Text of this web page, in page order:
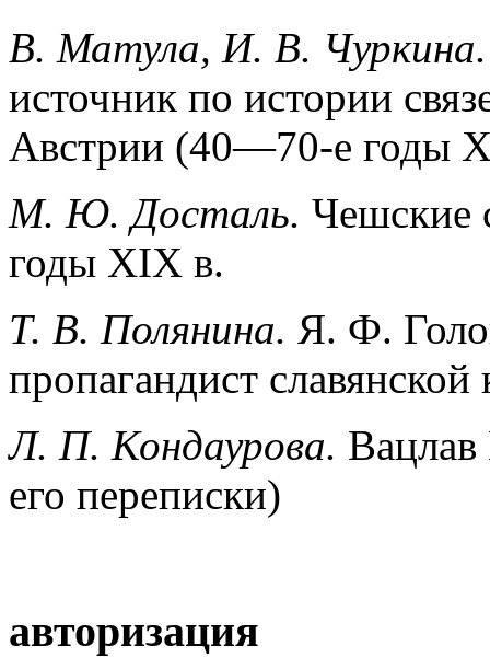
В. Матула, И. В. Чуркина
источник по истории
Австрии (40—70-е годы
М. Ю. Досталь. Чешские
годы XIX в.
Т. В. Полянина. Я. Ф.
пропагандист славянской
Л. П. Кондаурова. Вацлав
его переписки)
авторизация